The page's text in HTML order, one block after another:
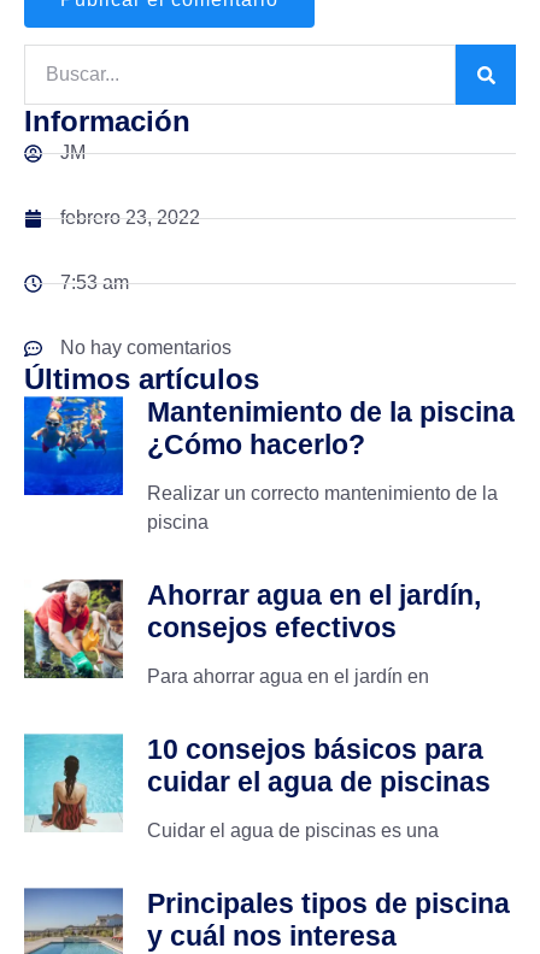
Información
JM
febrero 23, 2022
7:53 am
No hay comentarios
Últimos artículos
Mantenimiento de la piscina
¿Cómo hacerlo?
Realizar un correcto mantenimiento de la
piscina
Ahorrar agua en el jardín,
consejos efectivos
Para ahorrar agua en el jardín en
10 consejos básicos para
cuidar el agua de piscinas
Cuidar el agua de piscinas es una
Principales tipos de piscina
y cuál nos interesa